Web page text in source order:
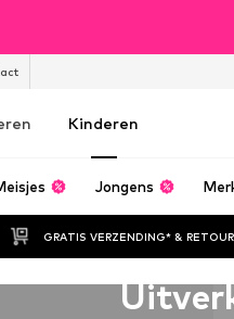
Kinderen
Jongens
GRATIS VERZENDING* & RETOUR